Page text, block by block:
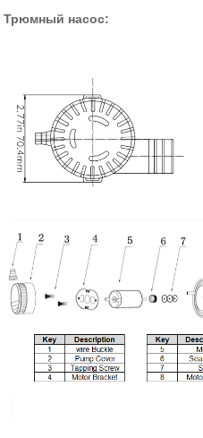
Трюмный насос: